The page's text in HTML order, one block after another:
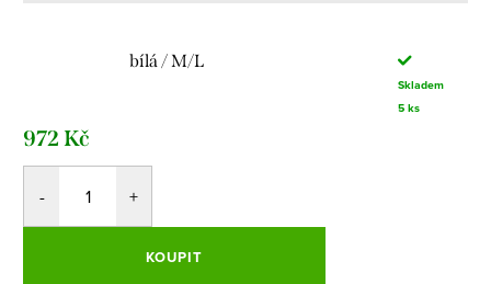
bílá / M/L
Skladem
5 ks
972 Kč
KOUPIT